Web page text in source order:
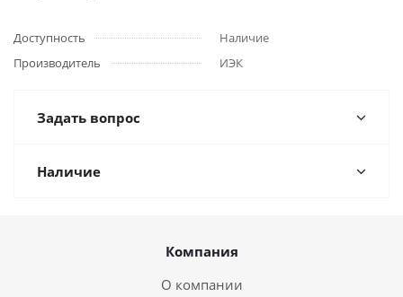
Доступность
Наличие
Производитель
ИЭК
Задать вопрос
Наличие
Компания
О компании